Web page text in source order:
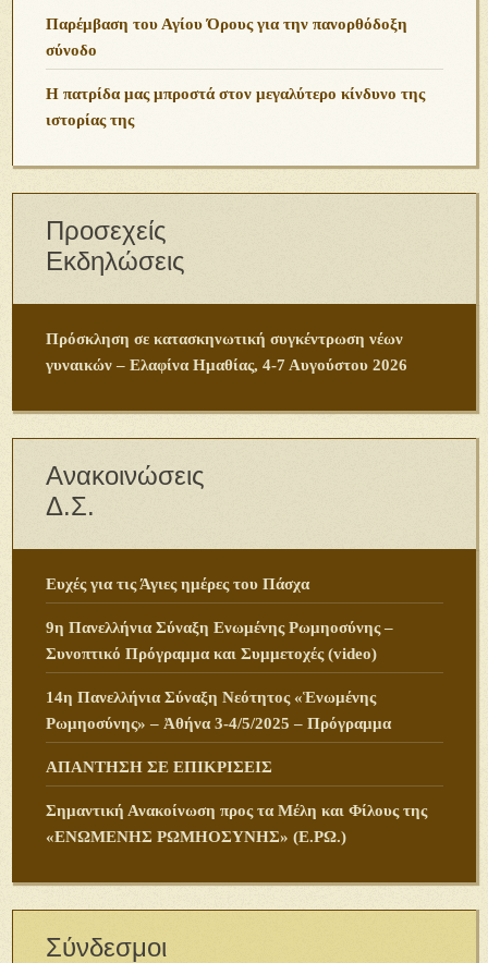
Παρέμβαση του Αγίου Όρους για την πανορθόδοξη
σύνοδο
Η πατρίδα μας μπροστά στον μεγαλύτερο κίνδυνο της
ιστορίας της
Προσεχείς
Εκδηλώσεις
Πρόσκληση σε κατασκηνωτική συγκέντρωση νέων
γυναικών – Ελαφίνα Ημαθίας, 4-7 Αυγούστου 2026
Ανακοινώσεις
Δ.Σ.
Ευχές για τις Άγιες ημέρες του Πάσχα
9η Πανελλήνια Σύναξη Ενωμένης Ρωμηοσύνης –
Συνοπτικό Πρόγραμμα και Συμμετοχές (video)
14η Πανελλήνια Σύναξη Νεότητος «Ἑνωμένης
Ρωμηοσύνης» – Ἀθήνα 3-4/5/2025 – Πρόγραμμα
ΑΠΑΝΤΗΣΗ ΣΕ ΕΠΙΚΡΙΣΕΙΣ
Σημαντική Ανακοίνωση προς τα Μέλη και Φίλους της
«ΕΝΩΜΕΝΗΣ ΡΩΜΗΟΣΥΝΗΣ» (Ε.ΡΩ.)
Σύνδεσμοι